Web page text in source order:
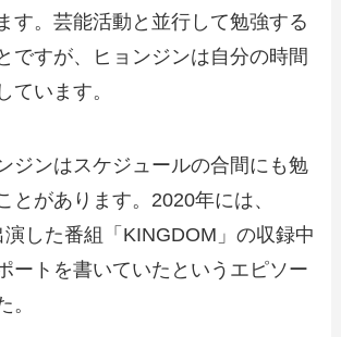
す。芸能活動と並行して勉強する
ですが、ヒョンジンは自分の時間
ています。
ジンはスケジュールの合間にも勉
とがあります。2020年には、
した番組「KINGDOM」の収録中
ートを書いていたというエピソー
。